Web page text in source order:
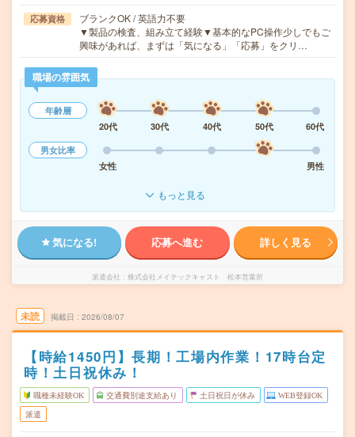
応募資格
ブランクOK / 英語力不要
▼製品の検査、組み立て経験▼基本的なPC操作少しでもご
興味があれば、まずは「気になる」「応募」をクリ…
職場の雰囲気
年齢層
20代
30代 40代 50代
60代
男女比率
女性
男性
もっと見る
気になる! 応募へ進む 詳しく見る
派遣会社 株式会社メイテックキャスト 松本営業所
未読 掲載日 2026/08/07
【時給1450円】長期！工場内作業！17時台定
時！土日祝休み！
職種未経験OK 交通費別途支給あり 土日祝日が休み WEB登録OK
派遣